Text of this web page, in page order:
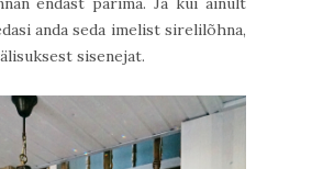
anda seda imelist sirelilõhna,
sisenejat.